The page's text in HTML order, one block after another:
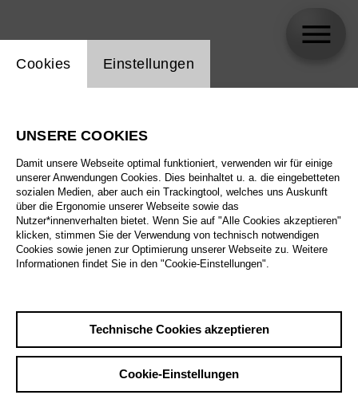
Alle Sparten
Alle Spielstätten
Alle Merkmale
Sa29.8.
Großes Haus
Einstellung Website Cookie
Cookies Einstellungen
UNSERE COOKIES
Damit unsere Webseite optimal funktioniert, verwenden wir für einige
unserer Anwendungen Cookies. Dies beinhaltet u. a. die eingebetteten
sozialen Medien, aber auch ein Trackingtool, welches uns Auskunft
über die Ergonomie unserer Webseite sowie das
Nutzer*innenverhalten bietet. Wenn Sie auf "Alle Cookies akzeptieren"
klicken, stimmen Sie der Verwendung von technisch notwendigen
Cookies sowie jenen zur Optimierung unserer Webseite zu. Weitere
Informationen findet Sie in den "Cookie-Einstellungen".
Technische Cookies akzeptieren
Cookie-Einstellungen